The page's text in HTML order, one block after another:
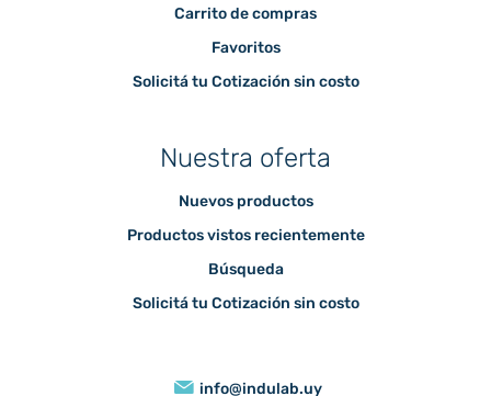
Carrito de compras
Favoritos
Solicitá tu Cotización sin costo
Nuestra oferta
Nuevos productos
Productos vistos recientemente
Búsqueda
Solicitá tu Cotización sin costo
info@indulab.uy